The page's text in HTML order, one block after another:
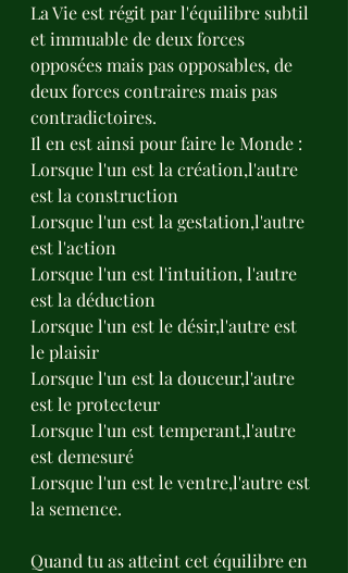
La Vie est régit par l'équilibre subtil
et immuable de deux forces
opposées mais pas opposables, de
deux forces contraires mais pas
contradictoires.
Il en est ainsi pour faire le Monde :
Lorsque l'un est la création,l'autre
est la construction
Lorsque l'un est la gestation,l'autre
est l'action
Lorsque l'un est l'intuition, l'autre
est la déduction
Lorsque l'un est le désir,l'autre est
le plaisir
Lorsque l'un est la douceur,l'autre
est le protecteur
Lorsque l'un est temperant,l'autre
est demesuré
Lorsque l'un est le ventre,l'autre est
la semence.
Quand tu as atteint cet équilibre en